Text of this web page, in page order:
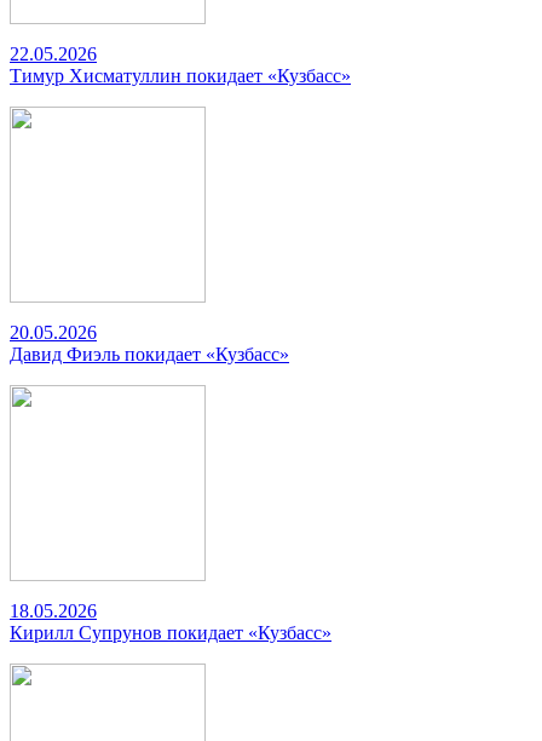
22.05.2026
Тимур Хисматуллин покидает «Кузбасс»
20.05.2026
Давид Фиэль покидает «Кузбасс»
18.05.2026
Кирилл Супрунов покидает «Кузбасс»